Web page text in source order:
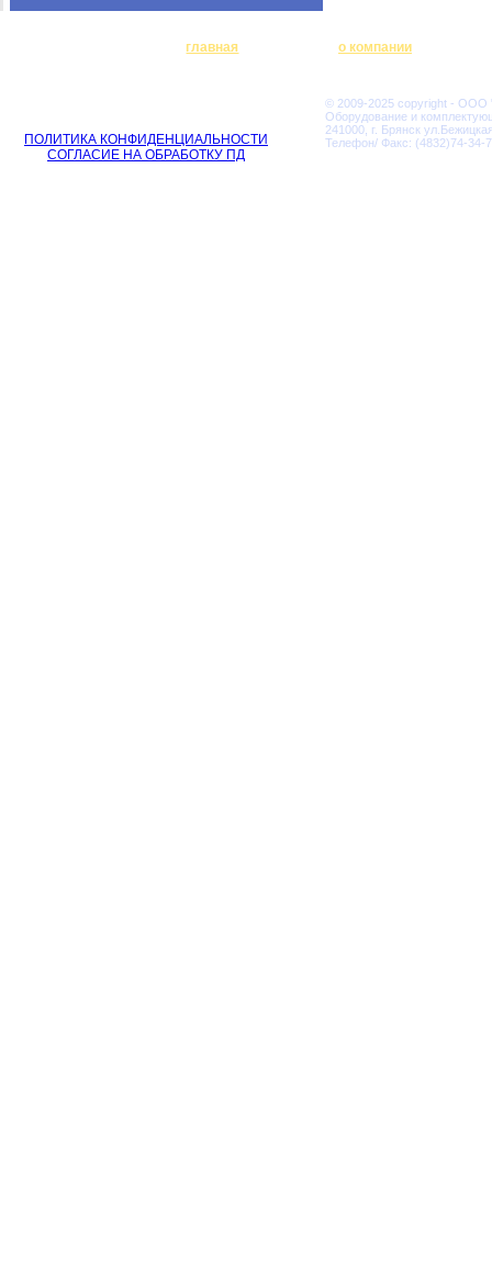
главная о компании
ПОЛИТИКА КОНФИДЕНЦИАЛЬНОСТИ
СОГЛАСИЕ НА ОБРАБОТКУ ПД
© 2009-2025 copyright - ООО
Оборудование и
241000, г. Брянск
Телефон/ Факс: (4832)74-34-